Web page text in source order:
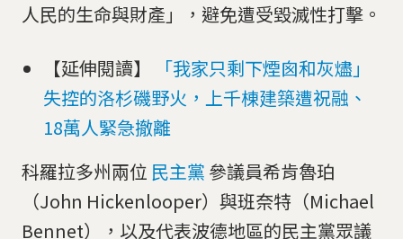
人民的生命與財產」，避免遭受毀滅性打擊。
【延伸閱讀】
「我家只剩下煙囪和灰燼」
失控的洛杉磯野火，上千棟建築遭祝融、
18萬人緊急撤離
科羅拉多州兩位 民主黨 參議員希肯魯珀
（John Hickenlooper）與班奈特（Michael
Bennet），以及代表波德地區的民主黨眾議